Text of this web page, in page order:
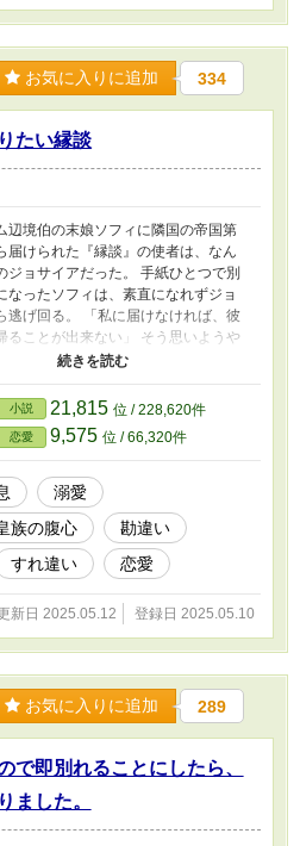
お気に入りに追加 334
たい縁談
辺境伯の末娘ソフィに隣国の帝国第
届けられた『縁談』の使者は、なん
ジョサイアだった。 手紙ひとつで別
なったソフィは、素直になれずジョ
逃げ回る。 「私に届けなければ、彼
ることが出来ない」 そう思いようや
け取ろうと決意したソフィに、ジョ
かを言い掛けて！？
小説 21,815 位 / 228,620件
恋愛 9,575 位 / 66,320件
溺愛
族の腹心
勘違い
すれ違い 恋愛
新日 2025.05.12 登録日 2025.05.10
お気に入りに追加 289
で即別れることにしたら、
ました。